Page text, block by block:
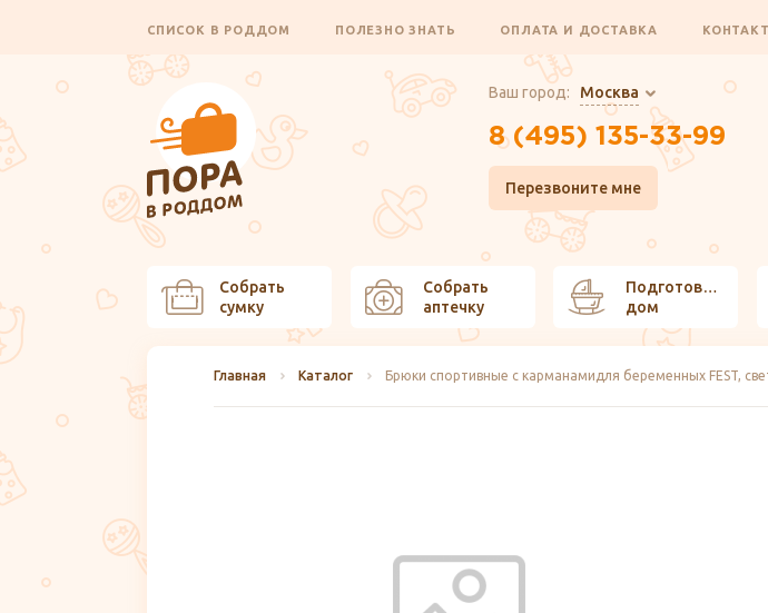
СПИСОК В РОДДОМ ПОЛЕЗНО ЗНАТЬ ОПЛАТА И ДОСТАВКА
Ваш город: Москва
8 (495) 135-33-99
Перезвоните мне
Собрать
сумку
Собрать
аптечку
Подготовить
дом
Главная Каталог Брюки спортивные с карманамидля беременных FEST,